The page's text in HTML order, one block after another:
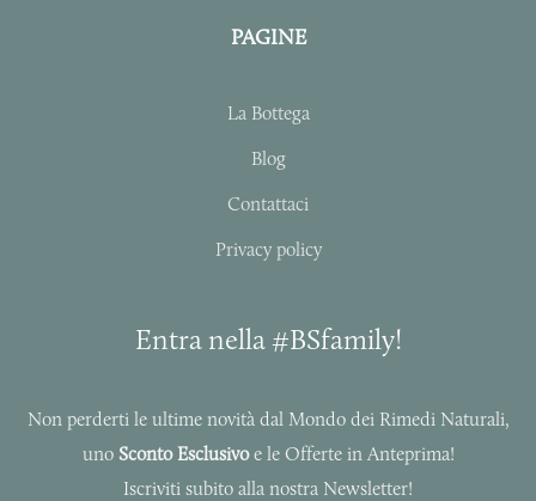
a
g
a
b
o
k
PAGINE
La Bottega
Blog
Contattaci
Privacy policy
Entra nella #BSfamily!
Non perderti le ultime novità dal Mondo dei Rimedi Naturali,
uno Sconto Esclusivoe le Offerte in Anteprima!
Iscriviti subito alla nostra Newsletter!